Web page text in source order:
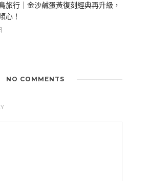
旅行｜金沙鹹蛋黃復刻經典再升級，
心！
NO COMMENTS